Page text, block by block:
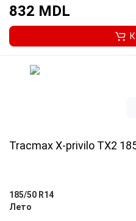
832 MDL
Tracmax X-privilo TX2
185/50 R14
Лето